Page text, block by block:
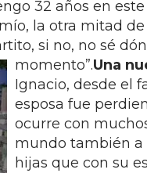
32 años en
la otra mitad de
si no, no sé
momento”.Una
Ignacio, desde el
esposa fue
ocurre con
mundo también a
hijas que con su